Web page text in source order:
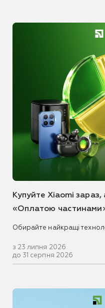
Купуйте Xiaomi зараз,
«Оплатою
Обирайте найкращі
з 23 липня 2026
до 31 серпня 2026